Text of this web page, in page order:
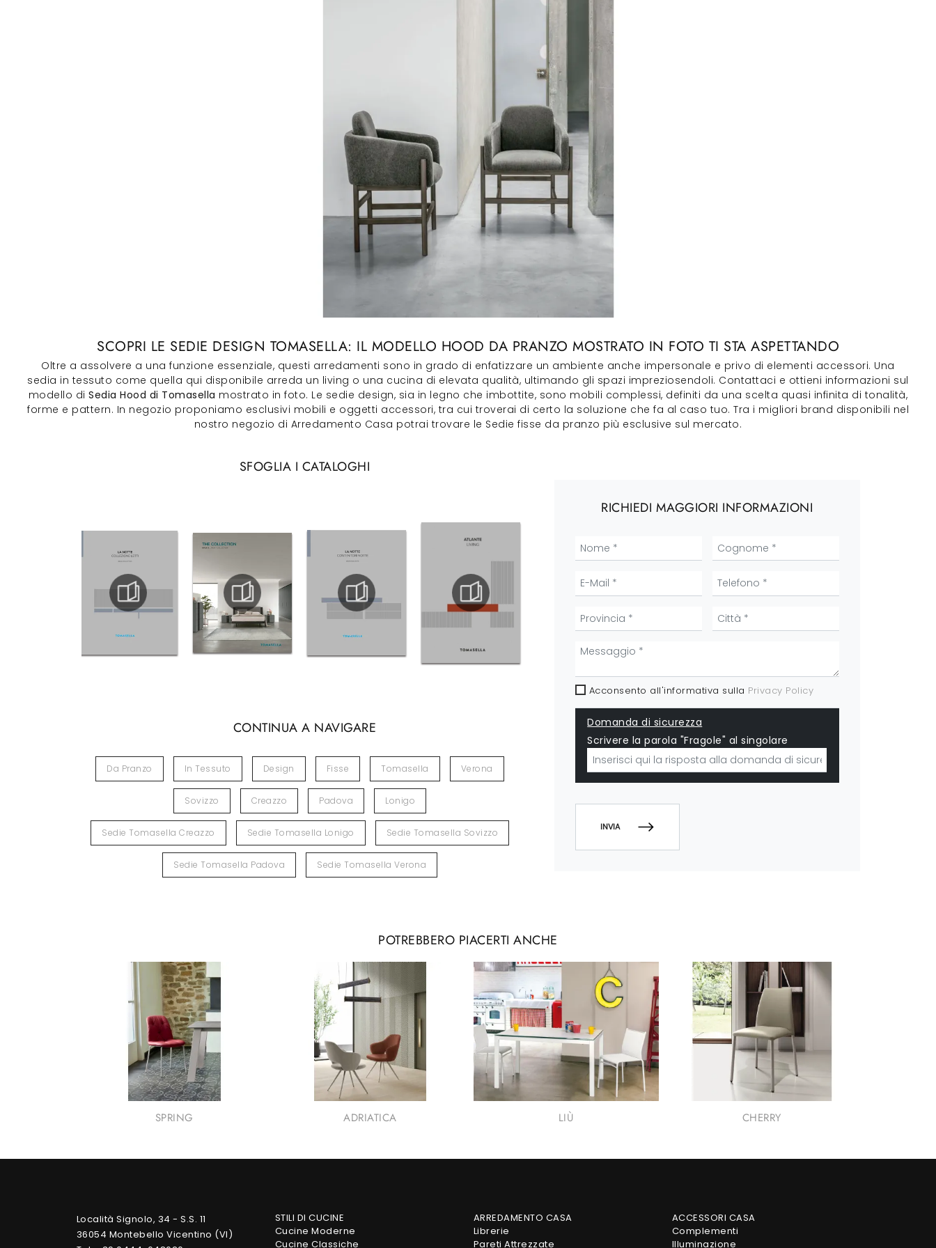
SCOPRI LE SEDIE DESIGN TOMASELLA: IL MODELLO HOOD DA PRANZO MOSTRATO IN FOTO TI STA ASPETTANDO
Oltre a assolvere a una funzione essenziale, questi arredamenti sono in grado di enfatizzare un ambiente anche impersonale e privo di elementi accessori. Una
sedia in tessuto come quella qui disponibile arreda un living o una cucina di elevata qualità, ultimando gli spazi impreziosendoli. Contattaci e ottieni informazioni sul
modello diSedia Hood di Tomasella mostrato in foto. Le sedie design, sia in legno che imbottite, sono mobili complessi, definiti da una scelta quasi infinita di tonalità,
forme e pattern. In negozio proponiamo esclusivi mobili e oggetti accessori, tra cui troverai di certo la soluzione che fa al caso tuo. Tra i migliori brand disponibili nel
nostro negozio di Arredamento Casa potrai trovare le Sedie fisse da pranzo più esclusive sul mercato.
SFOGLIA I CATALOGHI
CONTINUA A NAVIGARE
Da Pranzo In Tessuto Design Fisse Tomasella Verona
Sovizzo Creazzo Padova Lonigo
Sedie Tomasella Creazzo Sedie Tomasella Lonigo Sedie Tomasella Sovizzo
Sedie Tomasella Padova Sedie Tomasella Verona
RICHIEDI MAGGIORI INFORMAZIONI
Acconsento all'informativa sulla Privacy Policy
Domanda di sicurezza
Scrivere la parola "Fragole" al singolare
INVIA
POTREBBERO PIACERTI ANCHE
SPRING ADRIATICA LIÙ CHERRY
Località Signolo, 34 - S.S. 11
36054 Montebello Vicentino (VI)
STILI DI CUCINE
Cucine Moderne
Cucine Classiche
ARREDAMENTO CASA
Librerie
Pareti Attrezzate
ACCESSORI CASA
Complementi
Illuminazione